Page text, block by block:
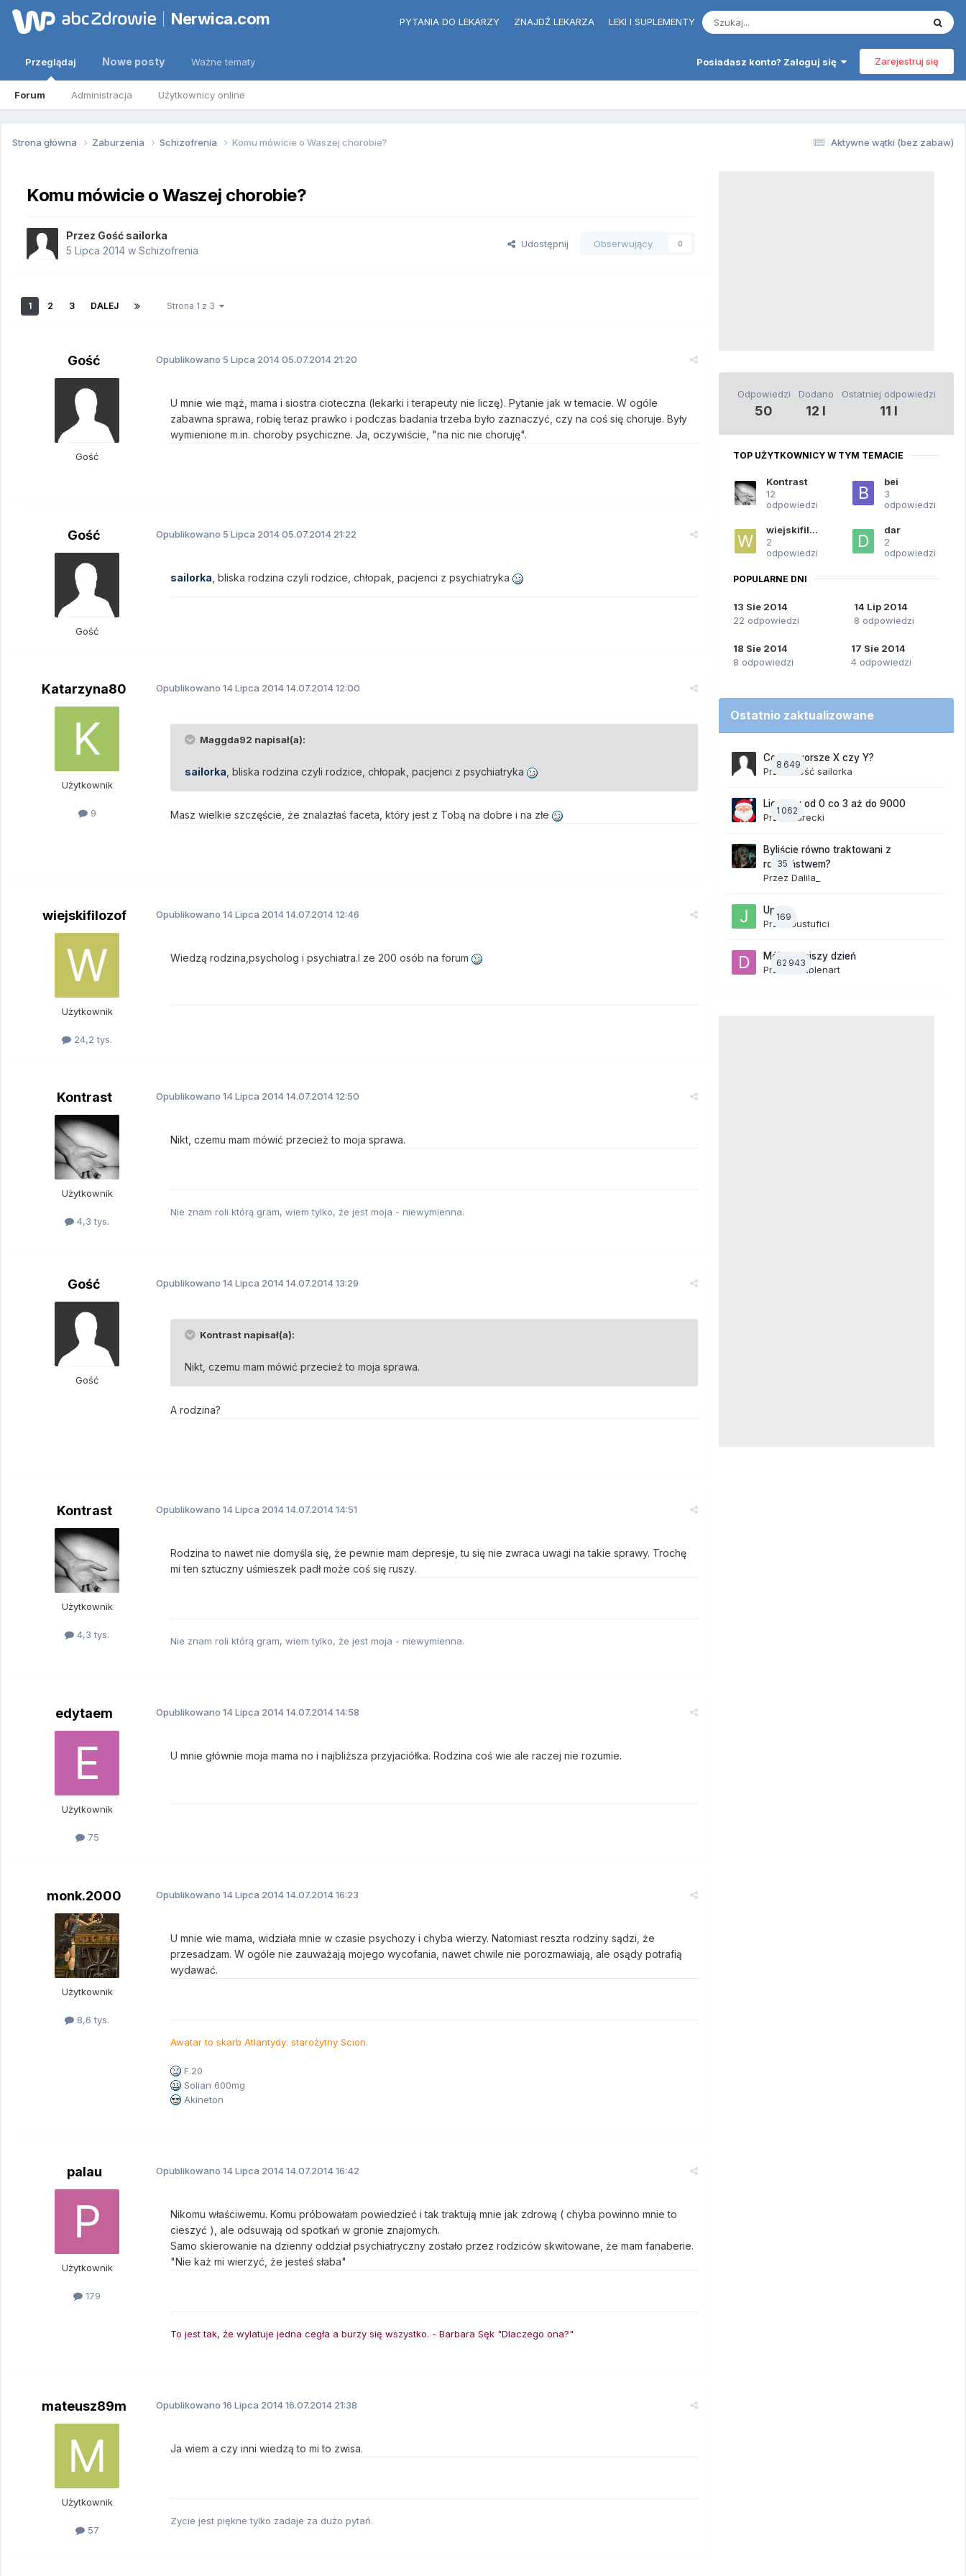
Nerwica.com PYTANIA DO LEKARZY ZNAJDŹ LEKARZA LEKI I SUPLEMENTY
Posiadasz konto? Zaloguj się Zarejestruj się
Przeglądaj
Forum Administracja Użytkownicy online
Nowe posty Ważne tematy
Aktywne wątki (bez zabaw)
Strona główna Zaburzenia Schizofrenia Komu mówicie o Waszej chorobie?
Komu mówicie o Waszej chorobie?
Przez Gość sailorka
5 Lipca 2014 w Schizofrenia
Udostępnij Obserwujący 0
1 2 3 DALEJ Strona 1 z 3
Gość
Gość
Opublikowano 5 Lipca 201405.07.2014 21:20
U mnie wie mąż, mama i siostra cioteczna (lekarki i terapeuty nie liczę). Pytanie jak w temacie. W ogóle
zabawna sprawa, robię teraz prawko i podczas badania trzeba było zaznaczyć, czy na coś się choruje. Były
wymienione m.in. choroby psychiczne. Ja, oczywiście, "na nic nie choruję".
Gość
Gość
Opublikowano 5 Lipca 201405.07.2014 21:22
sailorka , bliska rodzina czyli rodzice, chłopak, pacjenci z psychiatryka
Katarzyna80
Użytkownik
9
Opublikowano 14 Lipca 201414.07.2014 12:00
Maggda92 napisał(a):
sailorka , bliska rodzina czyli rodzice, chłopak, pacjenci z psychiatryka
Masz wielkie szczęście, że znalazłaś faceta, który jest z Tobą na dobre i na złe
wiejskifilozof
Użytkownik
24,2 tys.
Opublikowano 14 Lipca 201414.07.2014 12:46
Wiedzą rodzina,psycholog i psychiatra.I ze 200 osób na forum
Kontrast
Użytkownik
4,3 tys.
Opublikowano 14 Lipca 201414.07.2014 12:50
Nikt, czemu mam mówić przecież to moja sprawa.
Nie znam roli którą gram, wiem tylko, że jest moja - niewymienna.
Gość
Gość
Opublikowano 14 Lipca 201414.07.2014 13:29
Kontrast napisał(a):
Nikt, czemu mam mówić przecież to moja sprawa.
A rodzina?
Kontrast
Użytkownik
4,3 tys.
Opublikowano 14 Lipca 201414.07.2014 14:51
Rodzina to nawet nie domyśla się, że pewnie mam depresje, tu się nie zwraca uwagi na takie sprawy. Trochę
mi ten sztuczny uśmieszek padł może coś się ruszy.
Nie znam roli którą gram, wiem tylko, że jest moja - niewymienna.
edytaem
Użytkownik
75
Opublikowano 14 Lipca 201414.07.2014 14:58
U mnie głównie moja mama no i najbliższa przyjaciółka. Rodzina coś wie ale raczej nie rozumie.
monk.2000
Użytkownik
8,6 tys.
Opublikowano 14 Lipca 201414.07.2014 16:23
U mnie wie mama, widziała mnie w czasie psychozy i chyba wierzy. Natomiast reszta rodziny sądzi, że
przesadzam. W ogóle nie zauważają mojego wycofania, nawet chwile nie porozmawiają, ale osądy potrafią
wydawać.
Awatar to skarb Atlantydy: starożytny Scion.
F.20
Solian 600mg
Akineton
palau
Użytkownik
179
Opublikowano 14 Lipca 201414.07.2014 16:42
Nikomu właściwemu. Komu próbowałam powiedzieć i tak traktują mnie jak zdrową ( chyba powinno mnie to
cieszyć ), ale odsuwają od spotkań w gronie znajomych.
Samo skierowanie na dzienny oddział psychiatryczny zostało przez rodziców skwitowane, że mam fanaberie.
"Nie każ mi wierzyć, że jesteś słaba"
To jest tak, że wylatuje jedna cegła a burzy się wszystko. - Barbara Sęk "Dlaczego ona?"
mateusz89m
Użytkownik
57
Opublikowano 16 Lipca 201416.07.2014 21:38
Ja wiem a czy inni wiedzą to mi to zwisa.
Zycie jest piękne tylko zadaje za dużo pytań.
Odpowiedzi
50
Dodano
12 l
Ostatniej odpowiedzi
11 l
TOP UŻYTKOWNICY W TYM TEMACIE
Kontrast
12
odpowiedzi
bei
3
odpowiedzi
wiejskifilozof
2
odpowiedzi
dar
2
odpowiedzi
POPULARNE DNI
13 Sie 2014
22 odpowiedzi
14 Lip 2014
8 odpowiedzi
18 Sie 2014
8 odpowiedzi
17 Sie 2014
4 odpowiedzi
Ostatnio zaktualizowane
8 649
Co jest gorsze X czy Y?
Przez Gość sailorka
1 062
Liczymy od 0 co 3 aż do 9000
PrzezJurecki
35
Byliście równo traktowani z
rodzeństwem?
Przez Dalila_
169
Upały
PrzezJustufici
62 943
Mój dzisiejszy dzień
Przezdaablenart